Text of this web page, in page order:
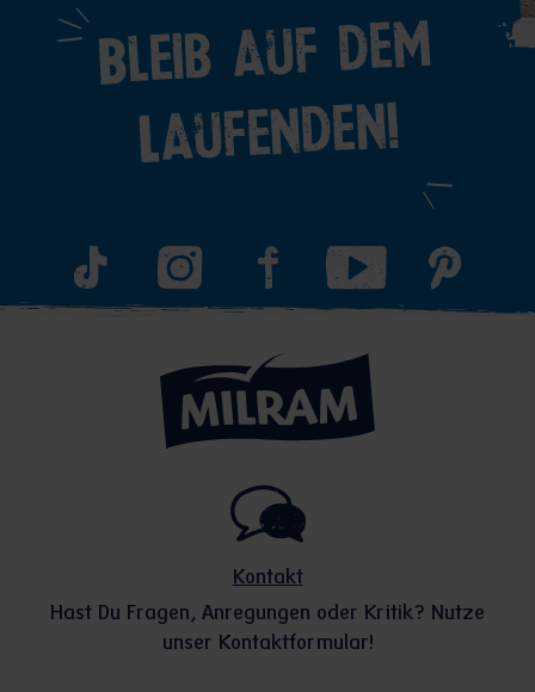
Bleib auf dem
Laufenden!
Kontakt
Hast Du Fragen, Anregungen oder Kritik? Nutze
unser Kontaktformular!